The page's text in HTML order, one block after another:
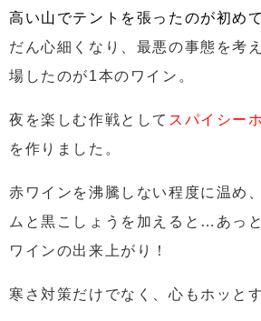
高い山でテントを張ったのが初めて
だん心細くなり、最悪の事態を考
場したのが1本のワイン。
夜を楽しむ作戦として スパイシー
を作りました。
赤ワインを沸騰しない程度に温め
ムと黒こしょうを加えると…あっ
ワインの出来上がり！
寒さ対策だけでなく、心もホッと